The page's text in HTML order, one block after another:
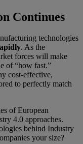
Continues
technologies
. As the
forces will make
of “how fast.”
cost-effective,
to perfectly match
of European
4.0 approaches.
behind Industry
your size?